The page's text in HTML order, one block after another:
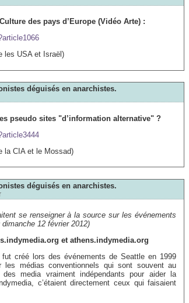
des pays d’Europe (Vidéo Arte) :
les USA et Israël)
déguisés en anarchistes.
pseudo sites "d’information alternative" ?
la CIA et le Mossad)
déguisés en anarchistes.
se renseigner à la source sur les événements
12 février 2012)
et athens.indymedia.org
fut créé lors des événements de Seattle en 1999
les médias conventionnels qui sont souvent au
media vraiment indépendants pour aider la
c’étaient directement ceux qui faisaient